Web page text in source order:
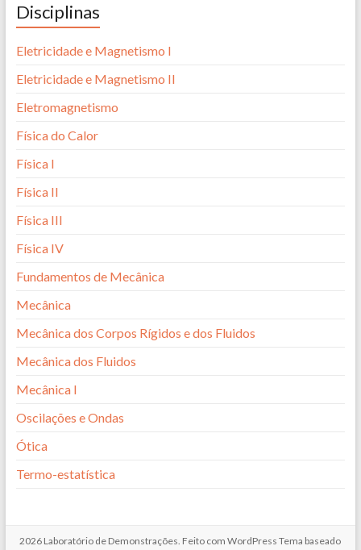
Disciplinas
Eletricidade e Magnetismo I
Eletricidade e Magnetismo II
Eletromagnetismo
Física do Calor
Física I
Física II
Física III
Física IV
Fundamentos de Mecânica
Mecânica
Mecânica dos Corpos Rígidos e dos Fluidos
Mecânica dos Fluidos
Mecânica I
Oscilações e Ondas
Ótica
Termo-estatística
2026 Laboratório de Demonstrações. Feito comWordPress Tema baseado